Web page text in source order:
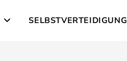
SELBSTVERTEIDIGUNG